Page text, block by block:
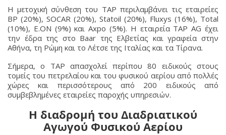
Η μετοχική σύνθεση του TAP περιλαμβάνει τις εταιρείες
BP (20%), SOCAR (20%), Statoil (20%), Fluxys (16%), Total
(10%), E.ON (9%) και Axpo (5%). Η εταιρεία TAP AG έχει
την έδρα της στο Baar της Ελβετίας και γραφεία στην
Αθήνα, τη Ρώμη και το Λέτσε της Ιταλίας και τα Τίρανα.
Σήμερα, ο TAP απασχολεί περίπου 80 ειδικούς στους
τομείς του πετρελαίου και του φυσικού αερίου από πολλές
χώρες και περισσότερους από 200 ειδικούς από
συμβεβλημένες εταιρείες παροχής υπηρεσιών.
Η διαδρομή του Διαδριατικού
Αγωγού Φυσικού Αερίου